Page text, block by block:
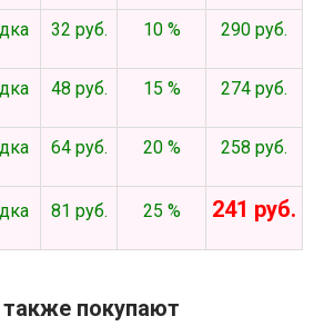
32 руб. 10 % 290 руб.
48 руб. 15 % 274 руб.
64 руб. 20 % 258 руб.
81 руб. 25 % 241 руб.
покупают